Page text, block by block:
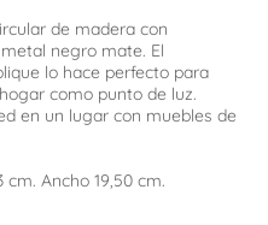
de madera con
negro mate. El
lo hace perfecto para
como punto de luz.
en un lugar con muebles de
Ancho 19,50 cm.